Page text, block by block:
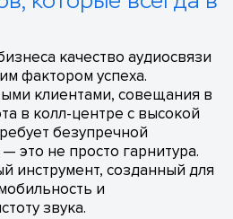
качество аудиосвязи
фактором успеха.
клиентами, совещания в
в колл-центре с высокой
безупречной
это не просто гарнитура.
инструмент, созданный для
и
звука.